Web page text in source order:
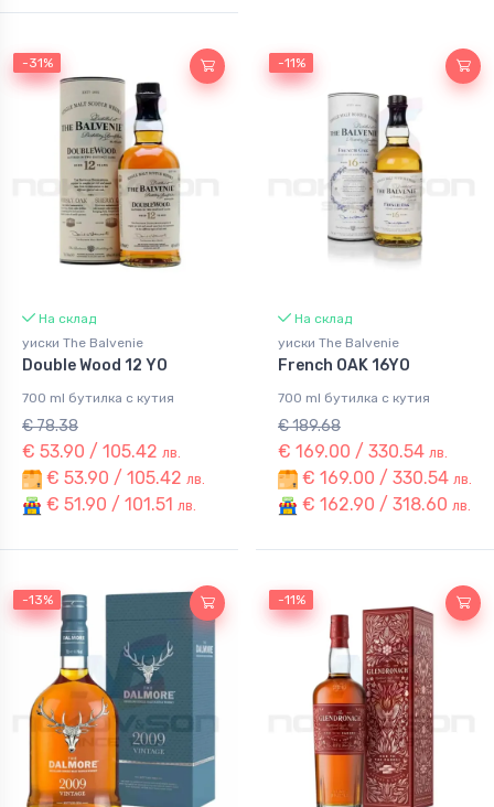
-31%
-31%
На склад
уиски The Balvenie
Double Wood 12 YO
700 ml бутилка с кутия
€ 78.38
€ 53.90 / 105.42 лв.
€ 53.90 / 105.42 лв.
€ 51.90 / 101.51 лв.
-11%
-11%
На склад
уиски The Balvenie
French OAK 16YO
700 ml бутилка с кутия
€ 189.68
€ 169.00 / 330.54 лв.
€ 169.00 / 330.54 лв.
€ 162.90 / 318.60 лв.
-13%
-13% -11%
-11%